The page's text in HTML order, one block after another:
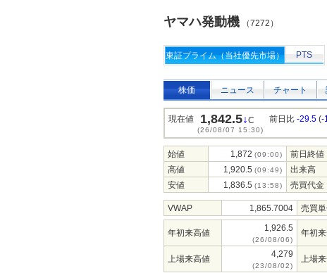
ヤマハ発動機 （7272）
東証プライム（当社優先市場） PTS
株価 ニュース チャート
現在値 1,842.5↓C
(26/08/07 15:30)
前日比 -29.5 (-
始値 1,872 (09:00) 前日終値
高値 1,920.5 (09:49) 出来高
安値 1,836.5 (13:58) 売買代金
VWAP 1,865.7004 売買
年初来高値 1,926.5
(26/08/06)
年初
上場来高値 4,279
(23/08/02)
上場